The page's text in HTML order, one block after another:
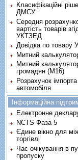
Класифікаційні
ДМСУ
Середня
вартість товарів
УКТЗЕД
Довідка по товару
Митний
Митний
громадян (М16)
Розрахунок імпорта
автомобіля
Інформаційна
Електронне
NCTS Фаза 5
Єдине вікно для
торгівлі
Час очікування в
пропуску